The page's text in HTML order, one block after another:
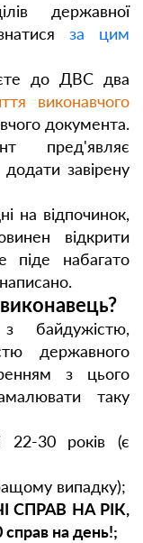
державної
за цим
до ДВС два
виконавчого
документа.
пред'являє
завірену
на відпочинок,
відкрити
піде набагато
байдужістю,
державного
з цього
таку
22-30 років (є
випадку);
НА РІК,
справ на день!;